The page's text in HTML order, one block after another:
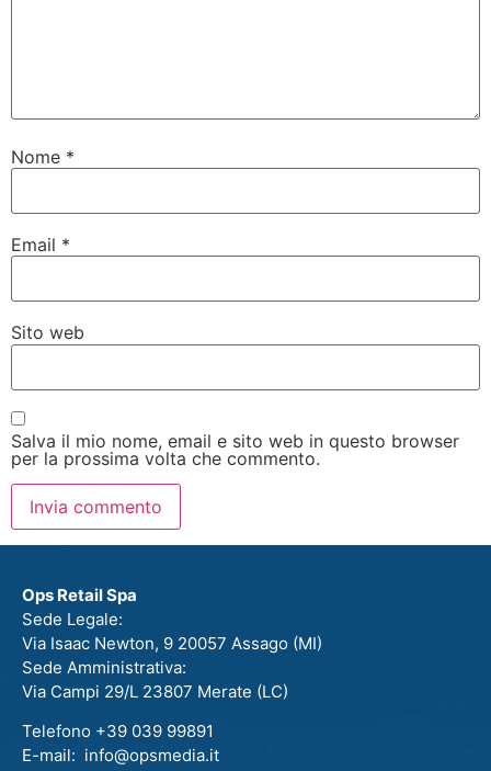
Nome *
Email *
Sito web
Salva il mio nome, email e sito web in questo browser
per la prossima volta che commento.
Ops Retail Spa
Sede Legale:
Via Isaac Newton, 9 20057 Assago (MI)
Sede Amministrativa:
Via Campi 29/L 23807 Merate (LC)
Telefono +39 039 99891
E-mail: info@opsmedia.it